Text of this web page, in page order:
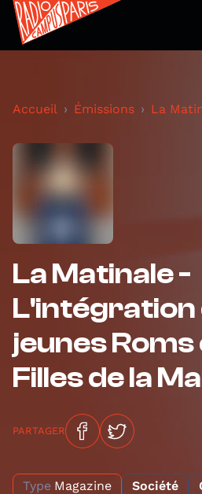
Accueil Émissions La
La Matinale -
L'intégration
jeunes Roms
Filles de la
PARTAGER
Type Magazine Société